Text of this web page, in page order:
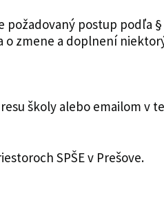
postup podľa §
zmene a doplnení
školy alebo emailom v
SPŠE v Prešove.